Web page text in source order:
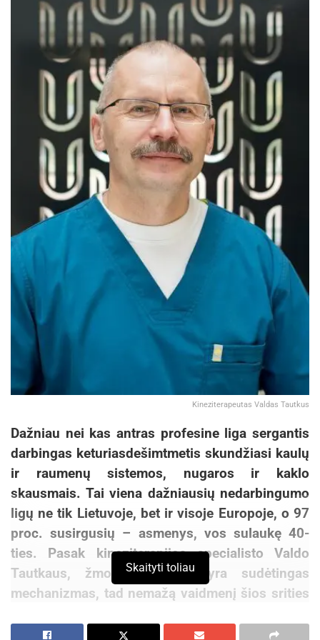
Kineziterapeutas Valdas Tautkus
Dažniau nei kas antras profesine liga sergantis
darbingas keturiasdešimtmetis skundžiasi kaulų
ir raumenų sistemos, nugaros ir kaklo
skausmais. Tai viena dažniausių nedarbingumo
ligų ne tik Lietuvoje, bet ir visoje Europoje, o 97
proc. susirgusių – asmenys, vos sulaukę 40-
ties. Pasak kineziterapijos specialisto Valdo
Tautkaus, žmogaus kūnas yra sudėtingas
mechanizmas, tad nemažą vaidmenį šios srities
Skaityti toliau